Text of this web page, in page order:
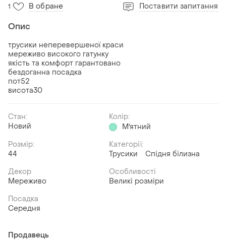
1 В обране Поставити запитання
Опис
трусики неперевершеної краси
мереживо високого гатунку
якість та комфорт гарантовано
бездоганна посадка
пот52
висота30
Стан:
Новий
Колір:
М'ятний
Розмір:
44
Категорії:
Трусики
Спідня білизна
Декор
Мереживо
Особливості
Великі розміри
Посадка
Середня
Продавець